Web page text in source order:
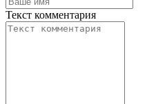
Текст комментария